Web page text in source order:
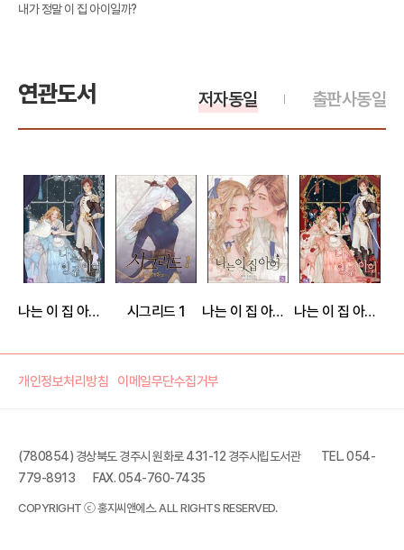
내가 정말 이 집 아이일까?
연관도서 출판사동일
저자동일
나는 이 집 아이 4권 시그리드 1 나는 이 집 아이 (외전) 나는 이 집 아이 1권
개인정보처리방침 이메일무단수집거부
(780854) 경상북도 경주시 원화로 431-12 경주시립도서관
TEL. 054-
779-8913
FAX. 054-760-7435
COPYRIGHT ⓒ 홍지씨앤에스. ALL RIGHTS RESERVED.